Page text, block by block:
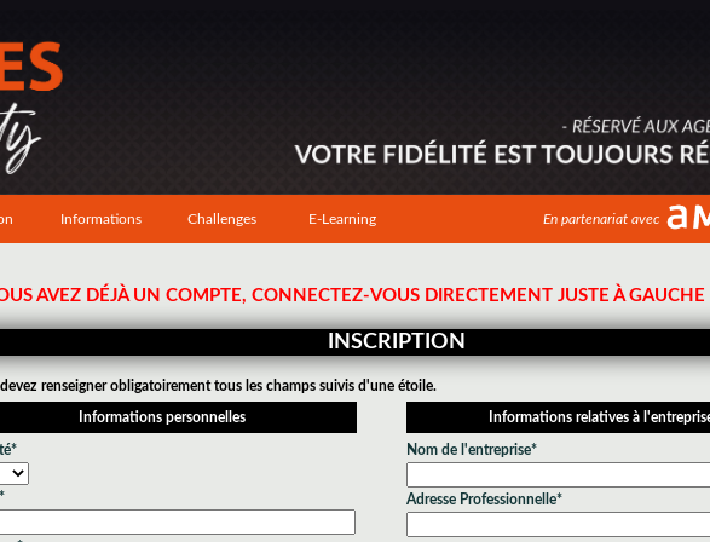
Informations Challenges E-Learning En partenariat avec
AVEZ DÉJÀ UN COMPTE, CONNECTEZ-VOUS DIRECTEMENT JUSTE À GAUCHE
INSCRIPTION
renseigner obligatoirement tous les champs suivis d'une étoile.
Informations personnelles Informations relatives à
Nom de l'entreprise*
Adresse Professionnelle*